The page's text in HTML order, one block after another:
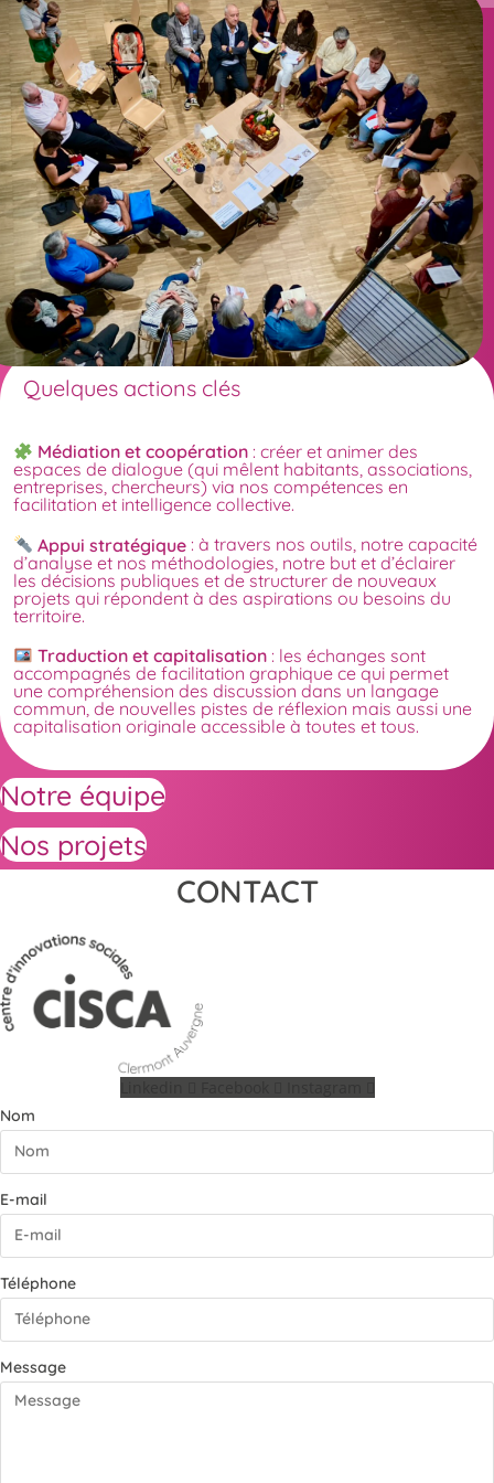
Quelques actions clés
Médiation et coopération : créer et animer des
espaces de dialogue (qui mêlent habitants, associations,
entreprises, chercheurs) via nos compétences en
facilitation et intelligence collective.
Appui stratégique : à travers nos outils, notre capacité
d’analyse et nos méthodologies, notre but et d’éclairer
les décisions publiques et de structurer de nouveaux
projets qui répondent à des aspirations ou besoins du
territoire.
Traduction et capitalisation : les échanges sont
accompagnés de facilitation graphique ce qui permet
une compréhension des discussion dans un langage
commun, de nouvelles pistes de réflexion mais aussi une
capitalisation originale accessible à toutes et tous.
Notre équipe
Nos projets
CONTACT
Nom
E-mail
Téléphone
Message